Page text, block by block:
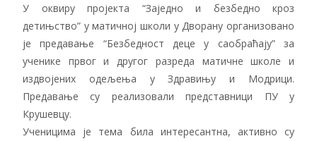
У оквиру пројекта “Заједно и безбедно кроз
детињство” у матичној школи у Дворану организовано
је предавање “Безбедност деце у саобраћају” за
ученике првог и другог разреда матичне школе и
издвојених одељења у Здравињу и Модрици.
Предавање су реализовали представници ПУ у
Крушевцу.
Ученицима је тема била интересантна, активно су